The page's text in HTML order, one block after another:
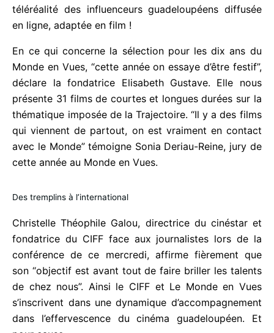
la téléréalité des influenceurs guadeloupéens
diffusée en ligne, adaptée en film !
En ce qui concerne la sélection pour les dix ans du
Monde en Vues, “cette année on essaye d’être
festif”, déclare la fondatrice Elisabeth Gustave. Elle
nous présente 31 films de courtes et longues
durées sur la thématique imposée de la Trajectoire.
“Il y a des films qui viennent de partout, on est
vraiment en contact avec le Monde” témoigne
Sonia Deriau-Reine, jury de cette année au Monde
Christelle Théophile Galou, directrice du cinéstar et
fondatrice du CIFF face aux journalistes lors de la
conférence de ce mercredi, affirme fièrement que
son “objectif est avant tout de faire briller les
talents de chez nous”. Ainsi le CIFF et Le Monde en
Vues s’inscrivent dans une dynamique